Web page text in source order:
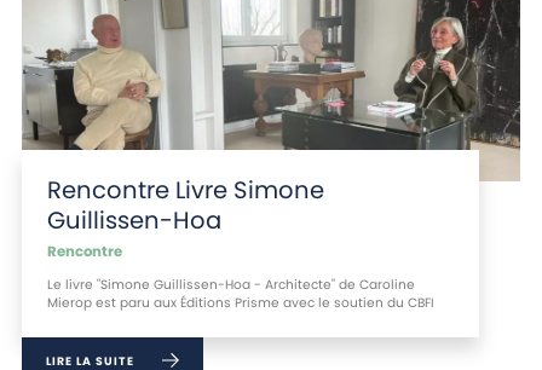
Rencontre Livre Simone
Guillissen-Hoa
Rencontre
Le livre "Simone Guillissen-Hoa - Architecte" de Caroline
Mierop est paru aux Éditions Prisme avec le soutien du CBFI
LIRE LA SUITE